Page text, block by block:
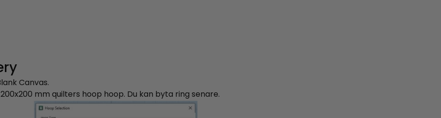
Canvas.
mm quilters hoop hoop. Du kan byta ring senare.